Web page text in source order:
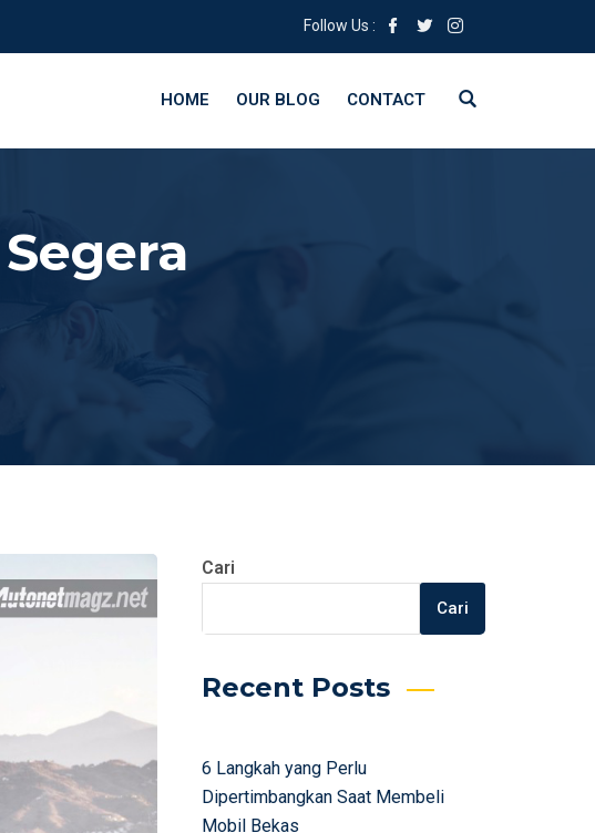
Follow Us :
HOME OUR BLOG CONTACT
Cari
Cari
Recent Posts
6 Langkah yang Perlu
Dipertimbangkan Saat Membeli
Mobil Bekas